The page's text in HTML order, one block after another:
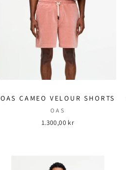
OAS CAMEO VELOUR SHORTS
OAS
1.300,00 kr